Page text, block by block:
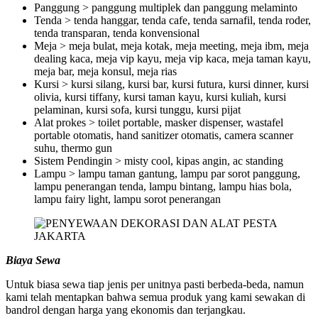
Panggung > panggung multiplek dan panggung melaminto
Tenda > tenda hanggar, tenda cafe, tenda sarnafil, tenda roder,
tenda transparan, tenda konvensional
Meja > meja bulat, meja kotak, meja meeting, meja ibm, meja
dealing kaca, meja vip kayu, meja vip kaca, meja taman kayu,
meja bar, meja konsul, meja rias
Kursi > kursi silang, kursi bar, kursi futura, kursi dinner, kursi
olivia, kursi tiffany, kursi taman kayu, kursi kuliah, kursi
pelaminan, kursi sofa, kursi tunggu, kursi pijat
Alat prokes > toilet portable, masker dispenser, wastafel
portable otomatis, hand sanitizer otomatis, camera scanner
suhu, thermo gun
Sistem Pendingin > misty cool, kipas angin, ac standing
Lampu > lampu taman gantung, lampu par sorot panggung,
lampu penerangan tenda, lampu bintang, lampu hias bola,
lampu fairy light, lampu sorot penerangan
Biaya Sewa
Untuk biasa sewa tiap jenis per unitnya pasti berbeda-beda, namun
kami telah mentapkan bahwa semua produk yang kami sewakan di
bandrol dengan harga yang ekonomis dan terjangkau.